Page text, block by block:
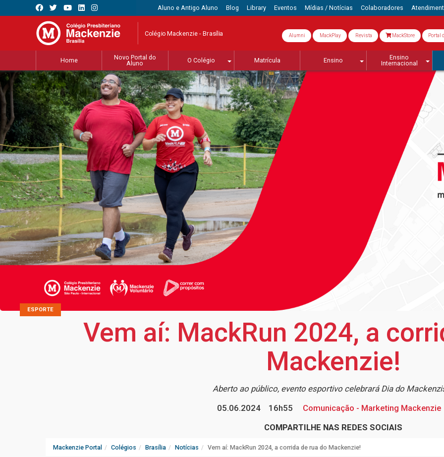
Aluno e Antigo Aluno Blog Library Eventos Mídias / Notícias Colaboradores
Colégio Mackenzie - Brasília Alumni MackPlay Revista MackStore Portal
Home
Novo Portal do
Aluno
O Colégio Matrícula Ensino
Ensino
Internacional
ESPORTE
Vem aí: MackRun 2024, a
Mackenzie!
Aberto ao público, evento esportivo celebrará Dia do
05.06.2024
16h55
Comunicação - Marketing Mackenzie
COMPARTILHE NAS REDES SOCIAIS
Mackenzie Portal Colégios Brasília Notícias Vem aí: MackRun 2024, a corrida de rua do Mackenzie!